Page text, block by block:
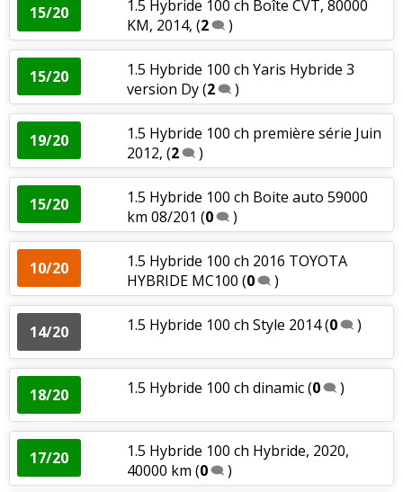
15/20
1.5 Hybride 100 ch Boîte CVT, 80000
KM, 2014, (2 )
15/20
1.5 Hybride 100 ch Yaris Hybride 3
version Dy(2 )
19/20
1.5 Hybride 100 ch première série Juin
2012, (2 )
15/20
1.5 Hybride 100 ch Boite auto 59000
km 08/201 (0 )
10/20
1.5 Hybride 100 ch 2016 TOYOTA
HYBRIDE MC100 (0 )
14/20 1.5 Hybride 100 ch Style 2014(0 )
18/20 1.5 Hybride 100 ch dinamic(0 )
17/20
1.5 Hybride 100 ch Hybride, 2020,
40000 km (0 )